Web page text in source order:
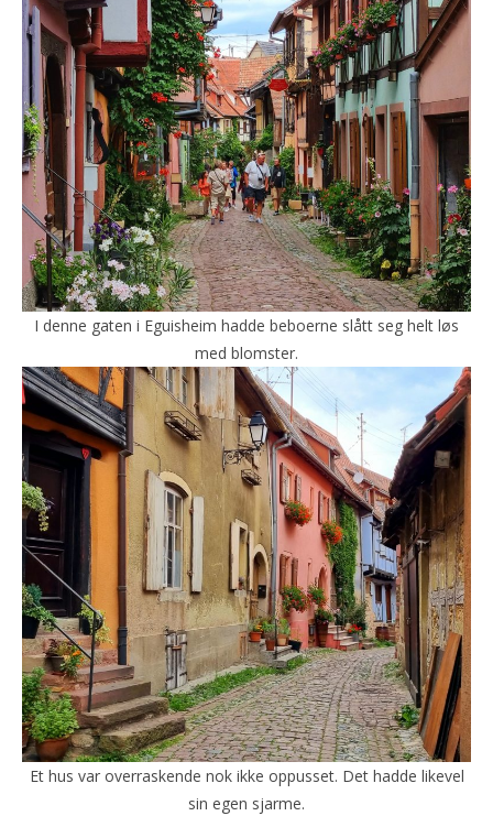
I denne gaten i Eguisheim hadde beboerne slått seg helt løs
med blomster.
Et hus var overraskende nok ikke oppusset. Det hadde likevel
sin egen sjarme.